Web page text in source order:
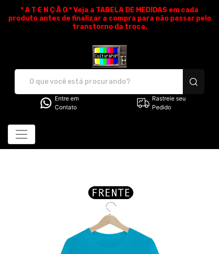
* A T E N Ç Ã O * Veja a TABELA DE MEDIDAS em cada
produto antes de finalizar a compra para não passar pelo
transtorno da troca.
Entre em
Contato
Rastreie seu
Pedido